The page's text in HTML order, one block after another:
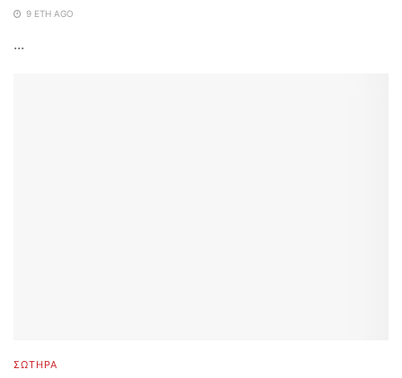
9 ΈΤΗ AGO
...
ΣΩΤΉΡΑ